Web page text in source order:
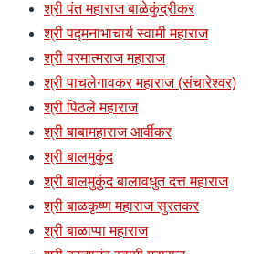
श्री पंत महाराज बाळेकुंद्रीकर
श्री पद्मनाभाचार्य स्वामी महाराज
श्री परमात्मराज महाराज
श्री पाचलेगावकर महाराज (संचारेश्वर)
श्री पिठले महाराज
श्री बाबामहाराज आर्वीकर
श्री बालमुकुंद
श्री बालमुकुंद बालावधुत दत्त महाराज
श्री बाळकृष्ण महाराज सुरतकर
श्री बाळाप्पा महाराज